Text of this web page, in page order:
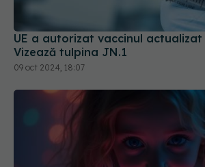
UE a autorizat vaccinul actualizat
Vizează tulpina JN.1
09 oct 2024, 18:07